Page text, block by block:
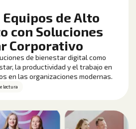
Equipos de Alto
con Soluciones
Corporativo
de bienestar digital como
la productividad y el trabajo en
en las organizaciones modernas.
lectura